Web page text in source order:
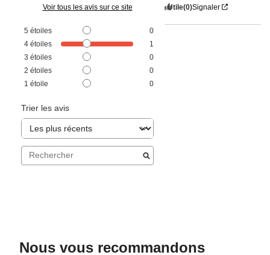
Voir tous les avis sur ce site
5 étoiles
0
4 étoiles
1
3 étoiles
0
2 étoiles
0
1 étoile 0
Trier les avis
Utile(0)Signaler
Nous vous recommandons